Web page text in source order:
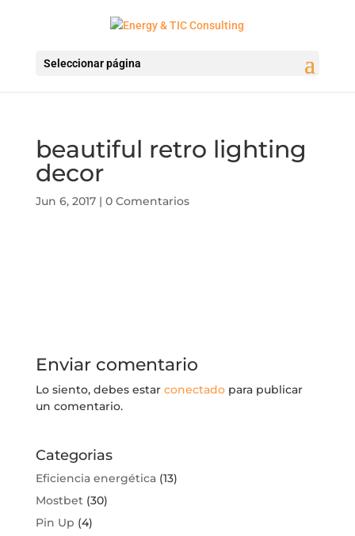
Seleccionar página
beautiful retro lighting
decor
Jun 6, 2017| 0 Comentarios
Enviar comentario
Lo siento, debes estar conectadopara publicar
un comentario.
Categorias
Eficiencia energética(13)
Mostbet(30)
Pin Up (4)